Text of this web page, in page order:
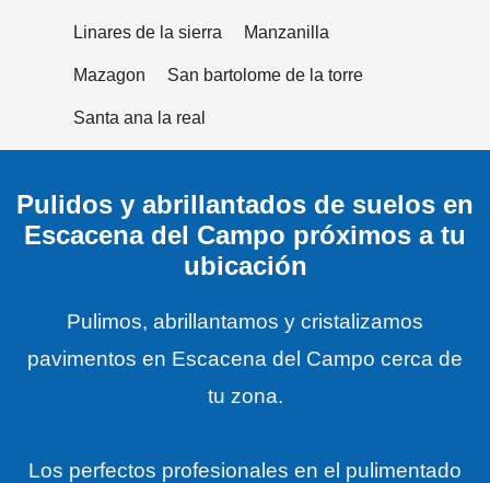
Linares de la sierra Manzanilla
Mazagon San bartolome de la torre
Santa ana la real
Pulidos y abrillantados de suelos en
Escacena del Campo próximos a tu
ubicación
Pulimos, abrillantamos y cristalizamos
pavimentos en Escacena del Campo cerca de
tu zona.
Los perfectos profesionales en el pulimentado